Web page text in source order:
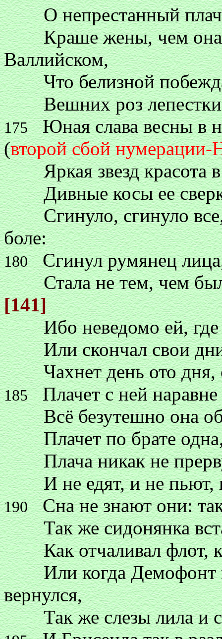
О непрестанный плач
Краше жены, чем она,
Валлийском,
Что белизной
Вешних роз лепестки
175Юная слава весны в
(второй сбой нумерации-
Яркая звезд красота в
Дивные косы ее
Сгинуло, сгинуло все,
боле:
180Сгинул румянец
Стала не тем, чем
[141]
Ибо неведомо ей, где
Или скончал свои дни.
Чахнет день ото дня,
185Плачет с ней наравне
Всё безутешно она об
Плачет по брате одна,
Плача никак не
И не едят, и не пьют, и
190Сна не знают они:
Так же сидонянка
Как отчаливал флот,
Или когда Демофонт в
вернулся,
Так же слезы лила и